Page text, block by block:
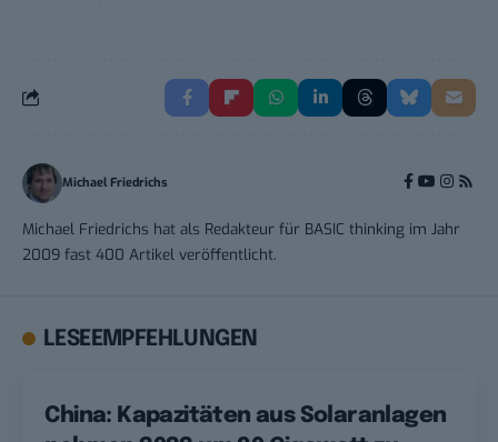
Michael Friedrichs
Michael Friedrichs hat als Redakteur für BASIC thinking im Jahr
2009 fast 400 Artikel veröffentlicht.
LESEEMPFEHLUNGEN
China: Kapazitäten aus Solaranlagen